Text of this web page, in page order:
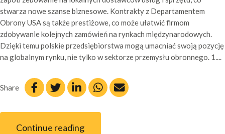
stwarza nowe szanse biznesowe. Kontrakty z Departamentem
Obrony USA są także prestiżowe, co może ułatwić firmom
zdobywanie kolejnych zamówień na rynkach międzynarodowych.
Dzięki temu polskie przedsiębiorstwa mogą umacniać swoją pozycję
na globalnym rynku, nie tylko w sektorze przemysłu obronnego. 1....
Share
Continue reading